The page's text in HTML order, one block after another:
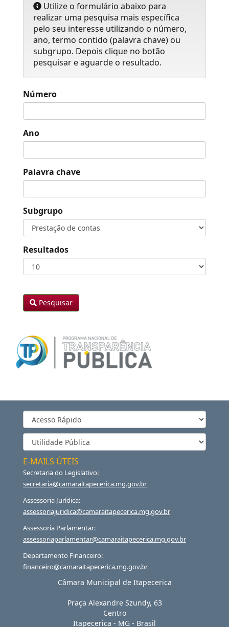
Utilize o formulário abaixo para
realizar uma pesquisa mais específica
pelo seu interesse utilizando o número,
ano, termo contido (palavra chave) ou
subgrupo. Depois clique no botão
pesquisar e aguarde o resultado.
Número
Ano
Palavra chave
Subgrupo
Resultados
Pesquisar
E-MAILS ÚTEIS
Secretaria do Legislativo:
secretaria@camaraitapecerica.mg.gov.br
Assessoria Jurídica:
assessoriajuridica@camaraitapecerica.mg.gov.br
Assessoria Parlamentar:
assessoriaparlamentar@camaraitapecerica.mg.gov.br
Departamento Financeiro:
financeiro@camaraitapecerica.mg.gov.br
Câmara Municipal de Itapecerica
Praça Alexandre Szundy, 63
Centro
Itapecerica - MG - Brasil